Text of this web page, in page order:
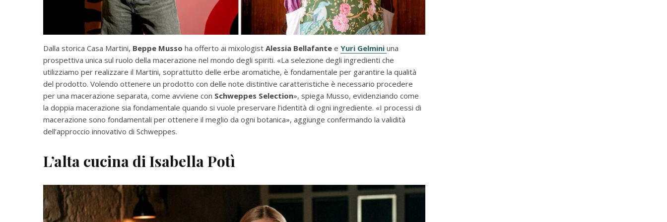
Dalla storica Casa Martini, Beppe Musso ha offerto ai mixologist Alessia Bellafante e Yuri Gelmini una
prospettiva unica sul ruolo della macerazione nel mondo degli spiriti. «La selezione degli ingredienti che
utilizziamo per realizzare il Martini, soprattutto delle erbe aromatiche, è fondamentale per garantire la qualità
del prodotto. Volendo ottenere un prodotto con delle note distintive caratteristiche è necessario procedere
per una macerazione separata, come avviene con Schweppes Selection», spiega Musso, evidenziando come
la doppia macerazione sia fondamentale quando si vuole preservare l’identità di ogni ingrediente. «I processi di
macerazione sono fondamentali per ottenere il meglio da ogni botanica», aggiunge confermando la validità
dell’approccio innovativo di Schweppes.
L’alta cucina di Isabella Potì